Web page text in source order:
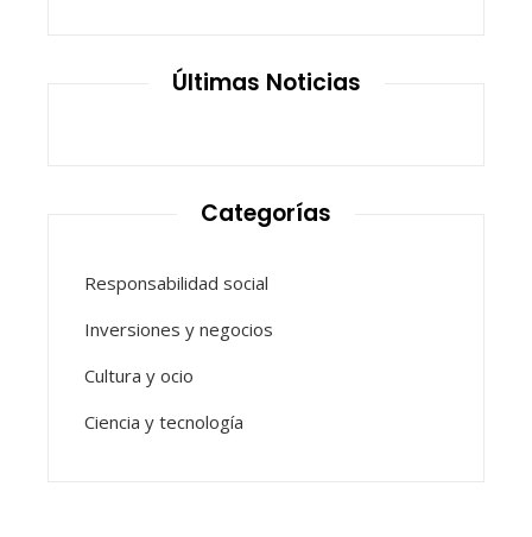
Últimas Noticias
Categorías
Responsabilidad social
Inversiones y negocios
Cultura y ocio
Ciencia y tecnología